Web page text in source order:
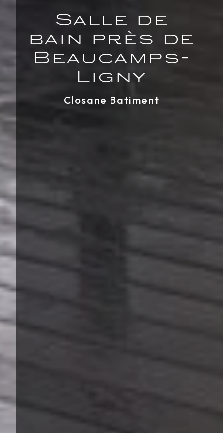
Salle de
bain près de
Beaucamps-
Ligny
Closane Batiment